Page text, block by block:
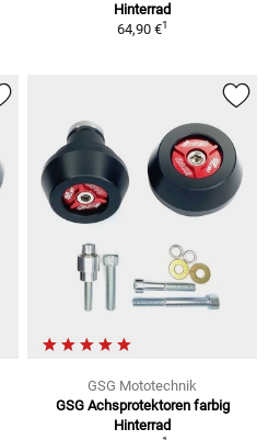
Hinterrad
64,90 €1
GSG Mototechnik
GSG Achsprotektoren farbig
Hinterrad